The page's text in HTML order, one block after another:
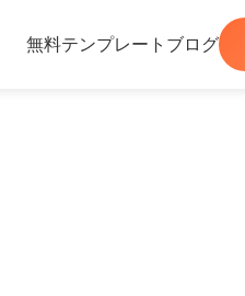
無料テンプレート ブログ